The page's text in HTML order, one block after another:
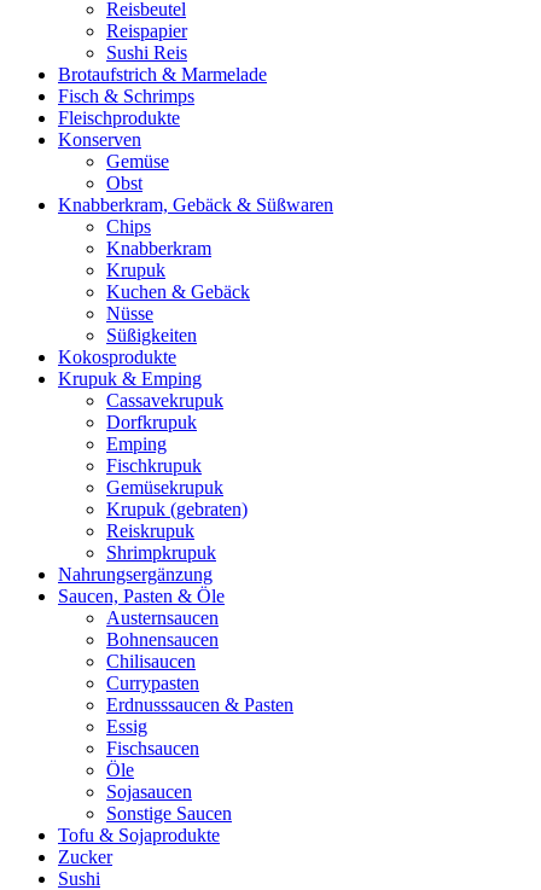
Reisbeutel
Reispapier
Sushi Reis
Brotaufstrich & Marmelade
Fisch & Schrimps
Fleischprodukte
Konserven
Gemüse
Obst
Knabberkram, Gebäck & Süßwaren
Chips
Knabberkram
Krupuk
Kuchen & Gebäck
Nüsse
Süßigkeiten
Kokosprodukte
Krupuk & Emping
Cassavekrupuk
Dorfkrupuk
Emping
Fischkrupuk
Gemüsekrupuk
Krupuk (gebraten)
Reiskrupuk
Shrimpkrupuk
Nahrungsergänzung
Saucen, Pasten & Öle
Austernsaucen
Bohnensaucen
Chilisaucen
Currypasten
Erdnusssaucen & Pasten
Essig
Fischsaucen
Öle
Sojasaucen
Sonstige Saucen
Tofu & Sojaprodukte
Zucker
Sushi